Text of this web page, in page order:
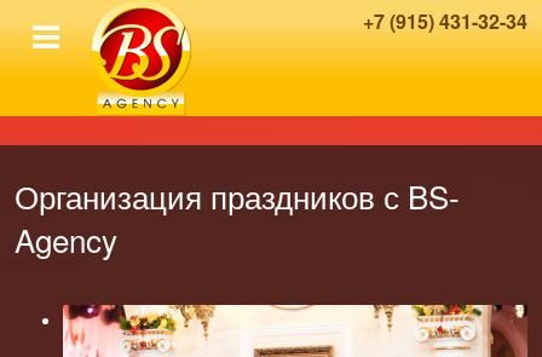
+7 (915) 431-32-34
Организация праздников с BS-
Agency